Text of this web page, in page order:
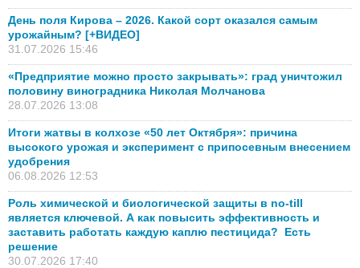
День поля Кирова – 2026. Какой сорт оказался самым
урожайным? [+ВИДЕО]
31.07.2026 15:46
«Предприятие можно просто закрывать»: град уничтожил
половину виноградника Николая Молчанова
28.07.2026 13:08
Итоги жатвы в колхозе «50 лет Октября»: причина
высокого урожая и эксперимент с припосевным внесением
удобрения
06.08.2026 12:53
Роль химической и биологической защиты в no-till
является ключевой. А как повысить эффективность и
заставить работать каждую каплю пестицида? Есть
решение
30.07.2026 17:40